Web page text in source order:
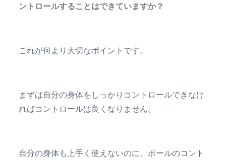
ントロールすることはできていますか？
これが何より大切なポイントです。
まずは自分の身体をしっかりコントロールできなけ
ればコントロールは良くなりません。
自分の身体も上手く使えないのに、ボールのコント